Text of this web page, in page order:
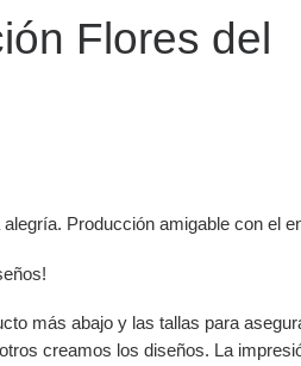
Flores del
Producción amigable con el
más abajo y las tallas para
creamos los diseños. La